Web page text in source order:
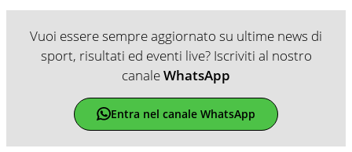
Vuoi essere sempre aggiornato su ultime news di
sport, risultati ed eventi live? Iscriviti al nostro
canaleWhatsApp
Entra nel canale WhatsApp